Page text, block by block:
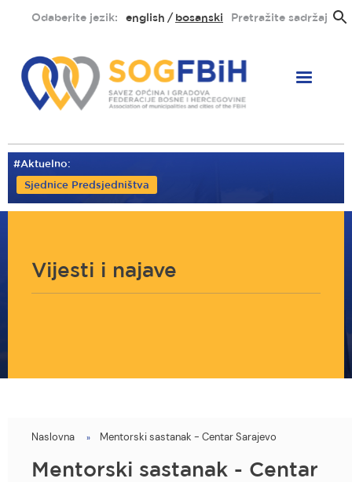
sadržaj
Odaberite jezik: english bosanski Pretražite sadržaj
#Aktuelno:
Sjednice Predsjedništva
Vijesti i najave
You
are
Naslovna Mentorski sastanak - Centar Sarajevo
Mentorski sastanak - Centar